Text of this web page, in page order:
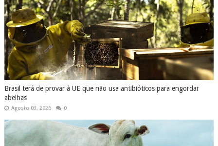
Brasil terá de provar à UE que não usa antibióticos para engordar
abelhas
Agosto 03, 2026 0